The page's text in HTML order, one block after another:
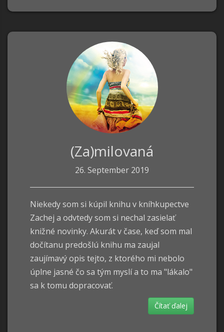
(Za)milovaná
26. September 2019
Niekedy som si kúpil knihu v kníhkupectve
Zachej a odvtedy som si nechal zasielať
knižné novinky. Akurát v čase, keď som mal
dočítanu predošlú knihu ma zaujal
zaujímavý opis tejto, z ktorého mi nebolo
úplne jasné čo sa tým myslí a to ma "lákalo"
sa k tomu dopracovať.
Čítať ďalej